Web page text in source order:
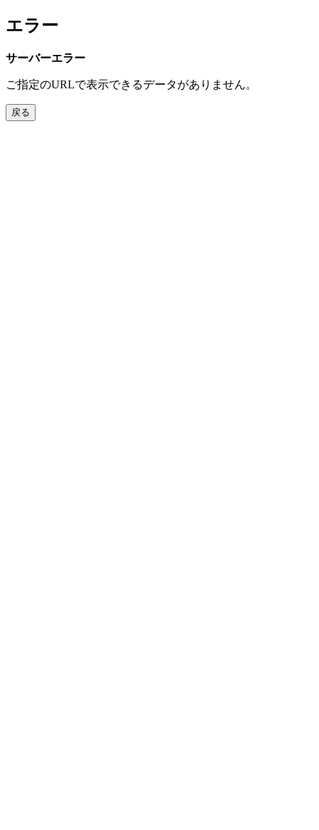
エラー
サーバーエラー
ご指定のURLで表示できるデータがありません。